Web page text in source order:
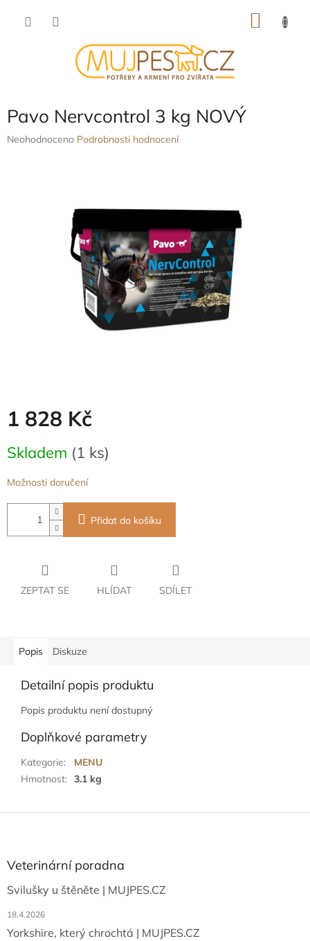
Pavo Nervcontrol 3 kg NOVÝ
Průměrné
Neohodnoceno Podrobnosti hodnocení
1 828 Kč
cena:
Skladem (1 ks)
Možnosti doručení
Přidat do košíku
ZEPTAT SE HLÍDAT SDÍLET
Popis Diskuze
Detailní popis produktu
Popis produktu není dostupný
Doplňkové parametry
Kategorie:
MENU
Hmotnost: 3.1 kg
aVeterinární poradna
Svilušky u štěněte | MUJPES.CZ
18.4.2026
Yorkshire, který chrochtá | MUJPES.CZ